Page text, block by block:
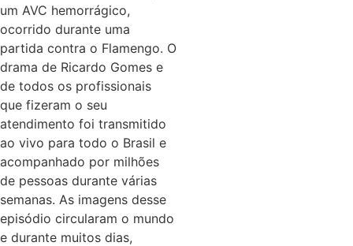
um AVC hemorrágico,
ocorrido durante uma
partida contra o Flamengo. O
drama de Ricardo Gomes e
de todos os profissionais
que fizeram o seu
atendimento foi transmitido
ao vivo para todo o Brasil e
acompanhado por milhões
de pessoas durante várias
semanas. As imagens desse
episódio circularam o mundo
e durante muitos dias,